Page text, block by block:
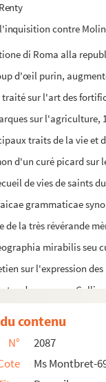
l'inquisition contre
di Roma alla
d'œil purin,
traité sur l'art des
sur l'agriculture,
traits de la vie et
d'un curé picard sur
de vies de saints
grammaticae
de la très révérande
mirabilis seu
sur l'expression
de aquarum
la force des troupes
contenu
N°
2087
Ms Montbret-